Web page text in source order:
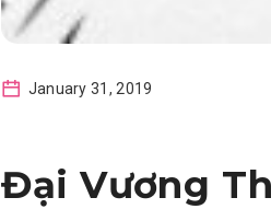
January 31, 2019
Đại Vương